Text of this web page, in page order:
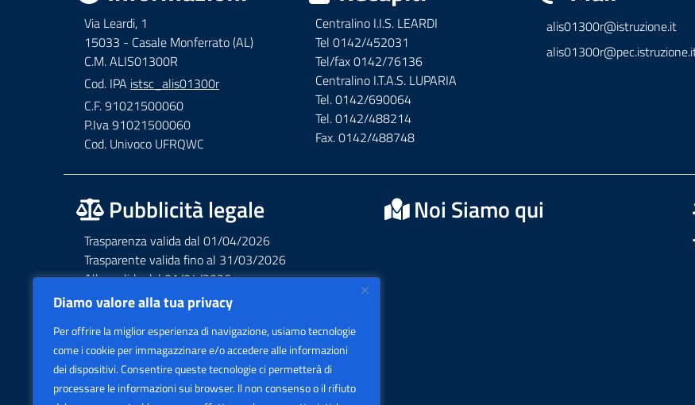
Diamo valore alla tua privacy
Per offrire la miglior esperienza di navigazione, usiamo tecnologie
come i cookie per immagazzinare e/o accedere alle informazioni
dei dispositivi. Consentire queste tecnologie ci permetterà di
processare le informazioni sui browser. Il non consenso o il rifiuto
Via Leardi, 1
15033 - Casale Monferrato (AL)
C.M. ALIS01300R
Cod. IPA istsc_alis01300r
C.F. 91021500060
P.Iva 91021500060
Cod. Univoco UFRQWC
Centralino I.I.S. LEARDI
Tel 0142/452031
Tel/fax 0142/76136
Centralino I.T.A.S. LUPARIA
Tel. 0142/690064
Tel. 0142/488214
Fax. 0142/488748
alis01300r@istruzione.it
Pubblicità legale
Trasparenza valida dal 01/04/2026
Trasparente valida fino al 31/03/2026
Albo valido dal 01/04/2026
Albo valido fino al 31/03/2026
Privacy – Informative – VideoSorveglianza
Accessibilità AGID Form
Noi Siamo qui